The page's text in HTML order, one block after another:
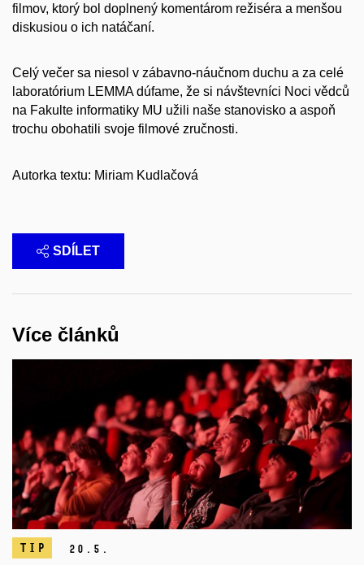
filmov, ktorý bol doplnený komentárom režiséra a menšou
diskusiou o ich natáčaní.
Celý večer sa niesol v zábavno-náučnom duchu a za celé
laboratórium LEMMA dúfame, že si návštevníci Noci vědců
na Fakulte informatiky MU užili naše stanovisko a aspoň
trochu obohatili svoje filmové zručnosti.
Autorka textu: Miriam Kudlačová
SDÍLET
Více článků
TIP 20. 5.